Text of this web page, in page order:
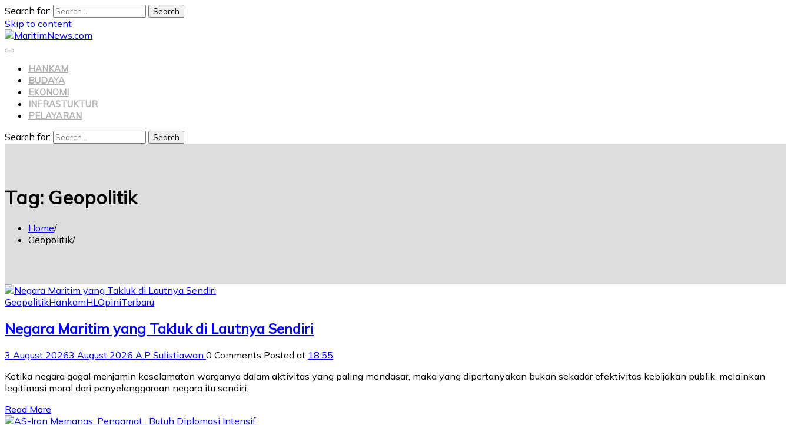
Search for:
Skip to content
HANKAM
BUDAYA
EKONOMI
INFRASTUKTUR
PELAYARAN
Search for: Search
Tag: Geopolitik
Home
Geopolitik
GeopolitikHankamHL OpiniTerbaru
Negara Maritim yang Takluk di Lautnya Sendiri
3 August 20263 August 2026 A.P Sulistiawan 0 Comments Posted at 18:55
Ketika negara gagal menjamin keselamatan warganya dalam aktivitas yang paling mendasar, maka yang dipertanyakan bukan sekadar efektivitas kebijakan publik, melainkan
legitimasi moral dari penyelenggaraan negara itu sendiri.
Read More